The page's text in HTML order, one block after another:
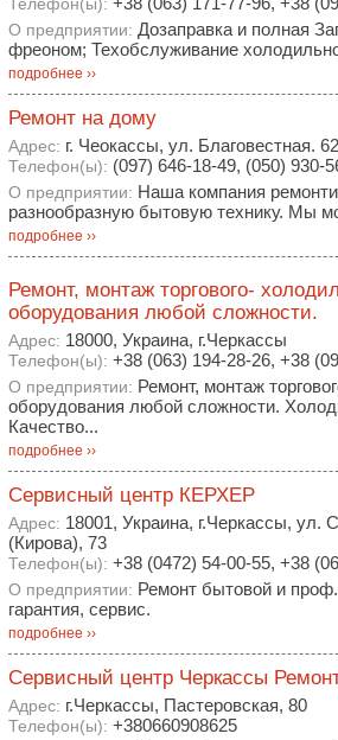
Телефон(ы):
О предприятии: Дозаправка и полная
фреоном; Техобслуживание
подробнее ››
Ремонт на дому
Адрес: г. Чеокассы, ул. Благовестная.
Телефон(ы): (097) 646-18-49, (050) 930-
О предприятии: Наша компания
разнообразную бытовую технику. Мы
подробнее ››
Ремонт, монтаж торгового-
оборудования любой сложности.
Адрес: 18000, Украина, г.Черкассы
Телефон(ы): +38 (063) 194-28-26, +38
О предприятии: Ремонт, монтаж
оборудования любой сложности.
Качество...
подробнее ››
Сервисный центр КЕРХЕР
Адрес: 18001, Украина, г.Черкассы, ул.
(Кирова), 73
Телефон(ы): +38 (0472) 54-00-55, +38
О предприятии: Ремонт бытовой и
гарантия, сервис.
подробнее ››
Сервисный центр Черкассы
Адрес: г.Черкассы, Пастеровская, 80
Телефон(ы): +380660908625